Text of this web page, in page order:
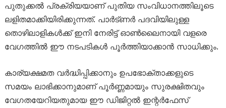
പുതുക്കൽ പ്രക്രിയയാണ് പുതിയ സംവിധാനത്തിലൂടെ
ലളിതമാക്കിയിരിക്കുന്നത്. പാർട്ണർ പദവിയിലുള്ള
തൊഴിലാളികൾക്ക് ഇനി നേരിട്ട് ഓൺലൈനായി വളരെ
വേഗത്തിൽ ഈ നടപടികൾ പൂർത്തിയാക്കാൻ സാധിക്കും.
കാര്യക്ഷമത വർദ്ധിപ്പിക്കാനും ഉപഭോക്താക്കളുടെ
സമയം ലാഭിക്കാനുമാണ് പൂർണ്ണമായും സുരക്ഷിതവും
വേഗതയേറിയതുമായ ഈ ഡിജിറ്റൽ ഇന്റർഫേസ്